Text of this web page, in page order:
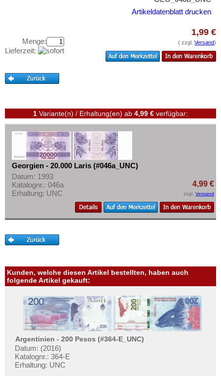
Jemen, Arabische Rep.
Jemen, Demokratische Rep.
Jordanien
Katar
Katar und Dubai
Kirgisistan
Korea (alt)
Kuwait
Laos
Macao
Malaya
Malaysia
Malediven
Mongolei
Myanmar
Nagorny Karabach
Nepal
Niederländisch Indien
Nordkorea
Kataloge
Aufbewahrung
Informationen
Preislisten
Ankauf
Erhaltungsgrade
Gratisbanknoten
Zahlungsbedingungen
Widerrufsbelehrung
Liefer- und Versandkosten
AGB
Impressum
Artikeldatenblatt drucken
Menge:
Lieferzeit:
1,99 €
( zzgl. Versand)
1 Variante(n) / Erhaltung(en) ab 4,99 € verfügbar:
Georgien - 20.000 Laris (#046a_UNC)
Datum: 1993
Katalognr.: 046a
Erhaltung: UNC
4,99 €
zzgl. Versand
Kunden, welche diesen Artikel bestellten, haben auch
folgende Artikel gekauft:
Argentinien - 200 Pesos (#364-E_UNC)
Datum: (2016)
Katalognr.: 364-E
Erhaltung: UNC